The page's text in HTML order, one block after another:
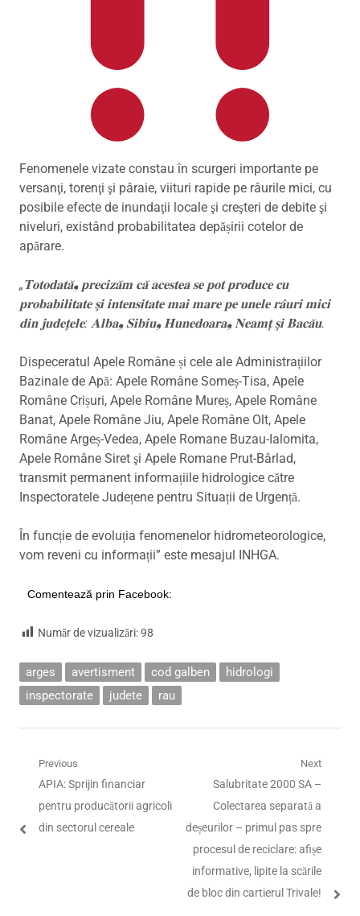
Fenomenele vizate constau în scurgeri importante pe
versanţi, torenţi şi pâraie, viituri rapide pe râurile mici, cu
posibile efecte de inundaţii locale şi creşteri de debite şi
niveluri, existând probabilitatea depășirii cotelor de
apărare.
„𝐓𝐨𝐭𝐨𝐝𝐚𝐭𝐚̆❟ 𝐩𝐫𝐞𝐜𝐢𝐳𝐚̆𝐦 𝐜𝐚̆ 𝐚𝐜𝐞𝐬𝐭𝐞𝐚 𝐬𝐞 𝐩𝐨𝐭 𝐩𝐫𝐨𝐝𝐮𝐜𝐞 𝐜𝐮
𝐩𝐫𝐨𝐛𝐚𝐛𝐢𝐥𝐢𝐭𝐚𝐭𝐞 𝐬̧𝐢 𝐢𝐧𝐭𝐞𝐧𝐬𝐢𝐭𝐚𝐭𝐞 𝐦𝐚𝐢 𝐦𝐚𝐫𝐞 𝐩𝐞 𝐮𝐧𝐞𝐥𝐞 𝐫𝐚̂𝐮𝐫𝐢 𝐦𝐢𝐜𝐢
𝐝𝐢𝐧 𝐣𝐮𝐝𝐞𝐭̧𝐞𝐥𝐞: 𝐀𝐥𝐛𝐚❟ 𝐒𝐢𝐛𝐢𝐮❟ 𝐇𝐮𝐧𝐞𝐝𝐨𝐚𝐫𝐚❟ 𝐍𝐞𝐚𝐦𝐭̧ 𝐬̧𝐢 𝐁𝐚𝐜𝐚̆𝐮.
Dispeceratul Apele Române și cele ale Administrațiilor
Bazinale de Apă: Apele Române Someș-Tisa, Apele
Române Crișuri, Apele Române Mureș, Apele Române
Banat, Apele Române Jiu, Apele Române Olt, Apele
Române Argeș-Vedea, Apele Romane Buzau-Ialomita,
Apele Române Siret şi Apele Romane Prut-Bârlad,
transmit permanent informațiile hidrologice către
Inspectoratele Județene pentru Situații de Urgență.
În funcție de evoluția fenomenelor hidrometeorologice,
vom reveni cu informații” este mesajul INHGA.
Comentează prin Facebook:
Număr de vizualizări:98
arges avertisment cod galben
hidrologi
inspectorate
judete rau
Navigare
articole
Previous
Previous
post:
APIA: Sprijin financiar
pentru producătorii agricoli
din sectorul cereale
Next
Next
post:
Salubritate 2000 SA –
Colectarea separată a
deșeurilor – primul pas spre
procesul de reciclare: afișe
informative, lipite la scările
de bloc din cartierul Trivale!